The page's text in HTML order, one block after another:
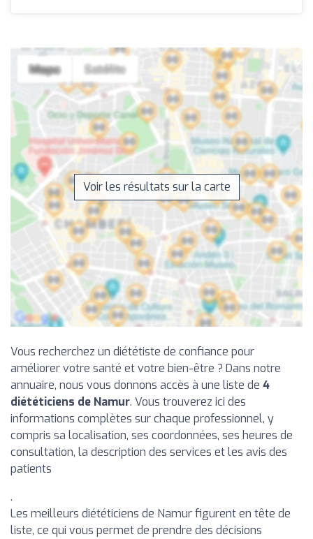
Voir les résultats sur la carte
Vous recherchez un diététiste de confiance pour
améliorer votre santé et votre bien-être ? Dans notre
annuaire, nous vous donnons accès à une liste de 4
diététiciens de Namur. Vous trouverez ici des
informations complètes sur chaque professionnel, y
compris sa localisation, ses coordonnées, ses heures de
consultation, la description des services et les avis des
patients
.
Les meilleurs diététiciens de Namur figurent en tête de
liste, ce qui vous permet de prendre des décisions